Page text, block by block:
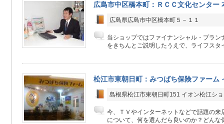
広島市中区橋本町：ＲＣＣ文化センター
広島県広島市中区橋本町５－１１
当ショップではファイナンシャル・プラ
をきちんとご説明したうえで、ライフスタ
松江市東朝日町：みつばち保険ファーム
島根県松江市東朝日町151 イオン松江シ
今、ＴＶやインターネットなどで話題の来
について、何を選んだら良いのか？どんな